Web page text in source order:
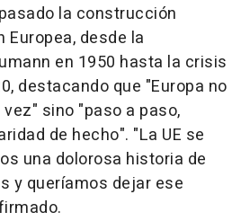
la construcción
Europea, desde la
en 1950 hasta la crisis
destacando que "Europa no
sino "paso a paso,
de hecho". "La UE se
una dolorosa historia de
y queríamos dejar ese